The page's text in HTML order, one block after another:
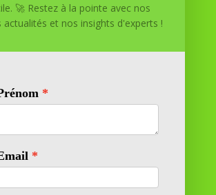
vos objectifs depuis le confort de votre
🚀 Restez à la pointe avec nos
actualités et nos insights d'experts !